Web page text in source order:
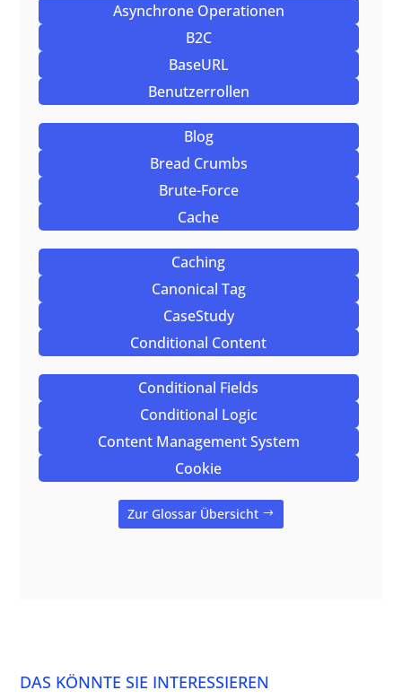
Asynchrone Operationen
B2C
BaseURL
Benutzerrollen
Blog
Bread Crumbs
Brute-Force
Cache
Caching
Canonical Tag
CaseStudy
Conditional Content
Conditional Fields
Conditional Logic
Content Management System
Cookie
Zur Glossar Übersicht
DAS KÖNNTE SIE INTERESSIEREN